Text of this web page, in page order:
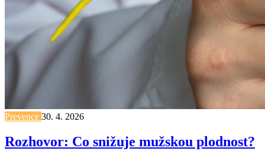
Prevence 30. 4. 2026
Rozhovor: Co snižuje mužskou plodnost?